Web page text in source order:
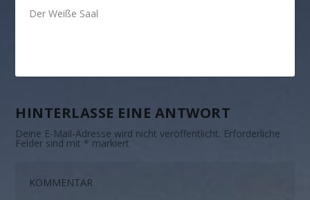
Der Weiße Saal
HINTERLASSE EINE ANTWORT
Deine E-Mail-Adresse wird nicht veröffentlicht. Erforderliche
Felder sind mit * markiert